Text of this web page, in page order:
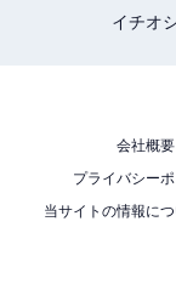
イチオ
会社概要
プライバシー
当サイトの情報に